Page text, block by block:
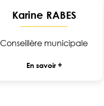
Karine RABES
Conseillère municipale
En savoir +